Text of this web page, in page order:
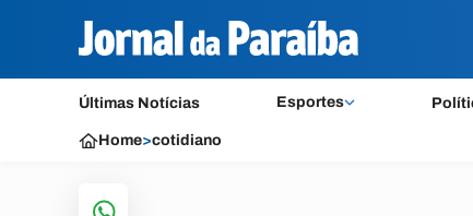
Últimas Notícias Esportes
Home>cotidiano